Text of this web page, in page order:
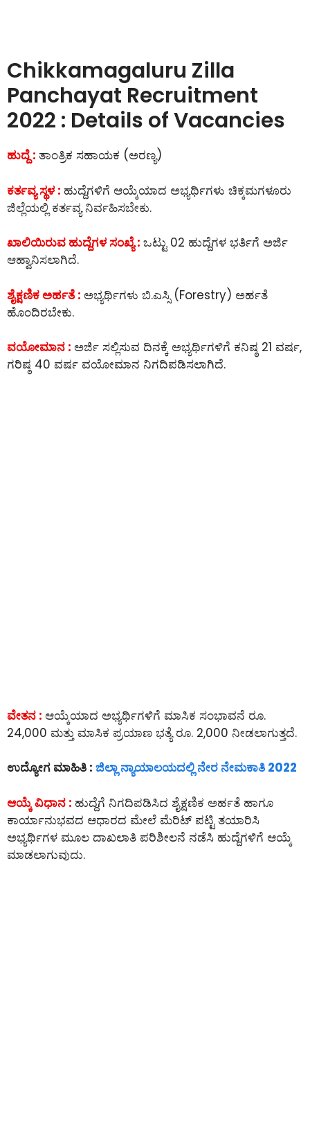
Chikkamagaluru Zilla
Panchayat Recruitment
2022 : Details of Vacancies
ಹುದ್ದೆ : ತಾಂತ್ರಿಕ ಸಹಾಯಕ (ಅರಣ್ಯ)
ಕರ್ತವ್ಯ ಸ್ಥಳ : ಹುದ್ದೆಗಳಿಗೆ ಆಯ್ಕೆಯಾದ ಅಭ್ಯರ್ಥಿಗಳು ಚಿಕ್ಕಮಗಳೂರು
ಜಿಲ್ಲೆಯಲ್ಲಿ ಕರ್ತವ್ಯ ನಿರ್ವಹಿಸಬೇಕು.
ಖಾಲಿಯಿರುವ ಹುದ್ದೆಗಳ ಸಂಖ್ಯೆ : ಒಟ್ಟು 02 ಹುದ್ದೆಗಳ ಭರ್ತಿಗೆ ಅರ್ಜಿ
ಆಹ್ವಾನಿಸಲಾಗಿದೆ.
ಶೈಕ್ಷಣಿಕ ಅರ್ಹತೆ : ಅಭ್ಯರ್ಥಿಗಳು ಬಿ.ಎಸ್ಸಿ (Forestry) ಅರ್ಹತೆ
ಹೊಂದಿರಬೇಕು.
ವಯೋಮಾನ : ಅರ್ಜಿ ಸಲ್ಲಿಸುವ ದಿನಕ್ಕೆ ಅಭ್ಯರ್ಥಿಗಳಿಗೆ ಕನಿಷ್ಠ 21 ವರ್ಷ,
ಗರಿಷ್ಠ 40 ವರ್ಷ ವಯೋಮಾನ ನಿಗದಿಪಡಿಸಲಾಗಿದೆ.
ವೇತನ : ಆಯ್ಕೆಯಾದ ಅಭ್ಯರ್ಥಿಗಳಿಗೆ ಮಾಸಿಕ ಸಂಭಾವನೆ ರೂ.
24,000 ಮತ್ತು ಮಾಸಿಕ ಪ್ರಯಾಣ ಭತ್ಯೆ ರೂ. 2,000 ನೀಡಲಾಗುತ್ತದೆ.
ಉದ್ಯೋಗ ಮಾಹಿತಿ : ಜಿಲ್ಲಾ ನ್ಯಾಯಾಲಯದಲ್ಲಿ ನೇರ ನೇಮಕಾತಿ 2022
ಆಯ್ಕೆ ವಿಧಾನ : ಹುದ್ದೆಗೆ ನಿಗದಿಪಡಿಸಿದ ಶೈಕ್ಷಣಿಕ ಅರ್ಹತೆ ಹಾಗೂ
ಕಾರ್ಯಾನುಭವದ ಆಧಾರದ ಮೇಲೆ ಮೆರಿಟ್ ಪಟ್ಟಿ ತಯಾರಿಸಿ
ಅಭ್ಯರ್ಥಿಗಳ ಮೂಲ ದಾಖಲಾತಿ ಪರಿಶೀಲನೆ ನಡೆಸಿ ಹುದ್ದೆಗಳಿಗೆ ಆಯ್ಕೆ
ಮಾಡಲಾಗುವುದು.